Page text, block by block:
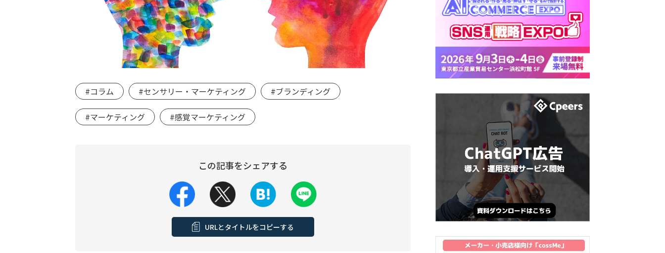
#コラム #センサリー・マーケティング #ブランディング
#マーケティング #感覚マーケティング
この記事をシェアする
URLとタイトルをコピーする